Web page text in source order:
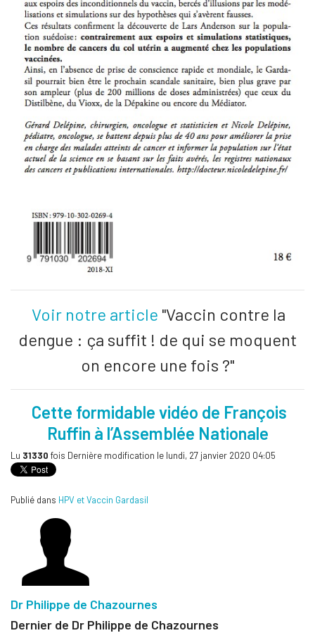
Voir notre article "Vaccin contre la
dengue : ça suffit ! de qui se moquent
on encore une fois ?"
Cette formidable vidéo de François
Ruffin à l’Assemblée Nationale
Lu 31330 fois Dernière modification le lundi, 27 janvier 2020 04:05
Publié dans HPV et Vaccin Gardasil
Dr Philippe de Chazournes
Dernier de Dr Philippe de Chazournes